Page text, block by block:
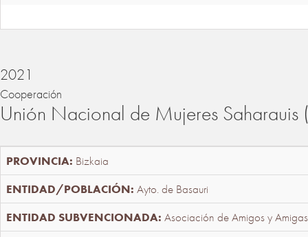
2021
Cooperación
Unión Nacional de Mujeres
Bizkaia
Ayto. de Basauri
Asociación de Amigos y